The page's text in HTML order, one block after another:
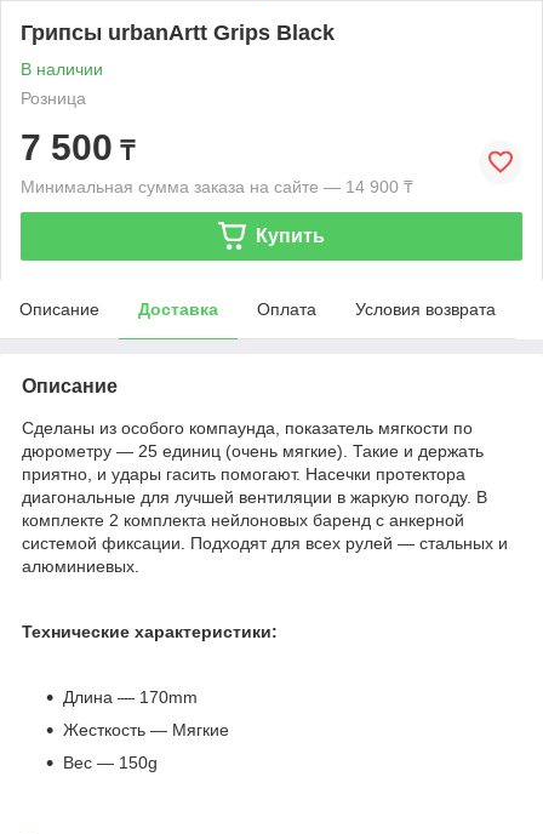
Грипсы urbanArtt Grips Black
В наличии
Розница
7 500 ₸
Минимальная сумма заказа на сайте — 14 900 ₸
Купить
Описание Доставка Оплата Условия возврата
Описание
Сделаны из особого компаунда, показатель мягкости по
дюрометру — 25 единиц (очень мягкие). Такие и держать
приятно, и удары гасить помогают. Насечки протектора
диагональные для лучшей вентиляции в жаркую погоду. В
комплекте 2 комплекта нейлоновых баренд с анкерной
системой фиксации. Подходят для всех рулей — стальных и
алюминиевых.
Технические характеристики:
Длина — 170mm
Жесткость — Мягкие
Вес — 150g